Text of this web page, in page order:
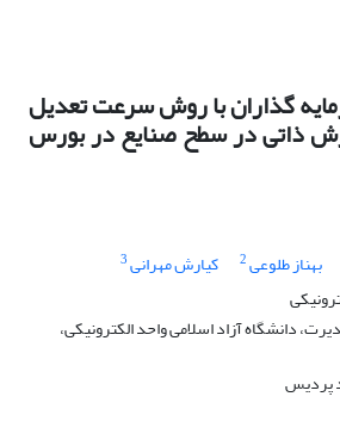
گذاران با روش سرعت تعدیل
ذاتی در سطح صنایع در بورس
بهناز طلوعی2 کیارش مهرانی3
دانشگاه آزاد اسلامی واحد الکترونیکی،
پردیس